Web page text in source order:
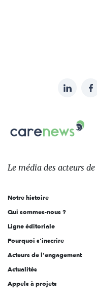
sur:
LinkedIn
Le
des
l'engagement
Le média des acteurs
Notre histoire
Qui sommes-nous ?
Ligne éditoriale
Pourquoi s'inscrire
Acteurs de l'engagement
Actualités
Appels à projets